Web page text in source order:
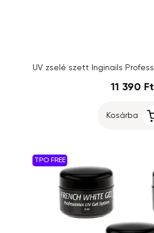
11 390 Ft
Kosárba
TPO FREE